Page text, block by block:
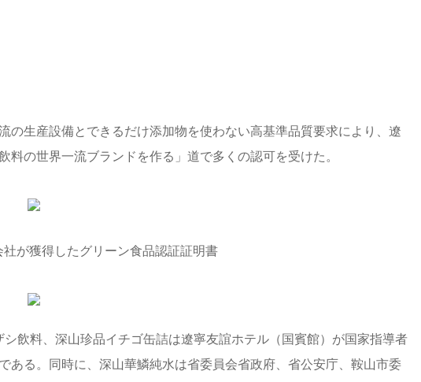
の生産設備とできるだけ添加物を使わない高基準品質要求により、遼
の世界一流ブランドを作る」道で多くの認可を受けた。
社が獲得したグリーン食品認証証明書
飲料、深山珍品イチゴ缶詰は遼寧友誼ホテル（国賓館）が国家指導者
ある。同時に、深山華鱗純水は省委員会省政府、省公安庁、鞍山市委